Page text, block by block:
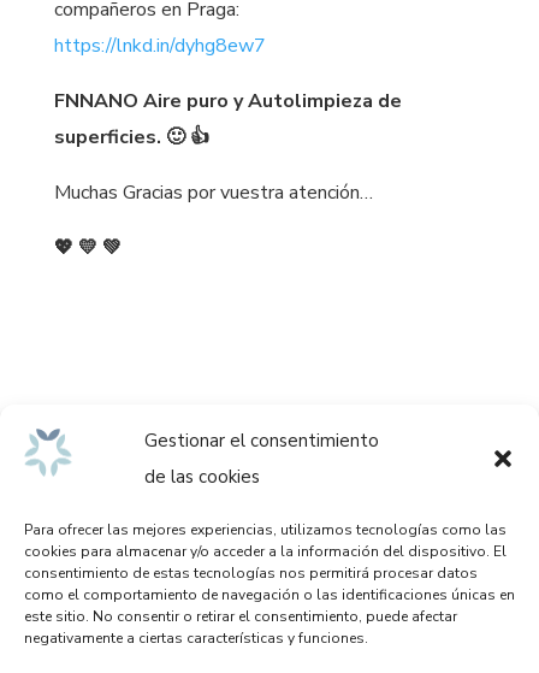
Gestionar el consentimiento
de las cookies
Para ofrecer las mejores experiencias, utilizamos tecnologías como las
cookies para almacenar y/o acceder a la información del dispositivo. El
consentimiento de estas tecnologías nos permitirá procesar datos
como el comportamiento de navegación o las identificaciones únicas en
este sitio. No consentir o retirar el consentimiento, puede afectar
negativamente a ciertas características y funciones.
compañeros en Praga:
https://lnkd.in/dyhg8ew7
FNNANO Aire puro y Autolimpieza de
superficies. 🙂 👍
Muchas Gracias por vuestra atención…
💖 💛 💚
Aviso legal